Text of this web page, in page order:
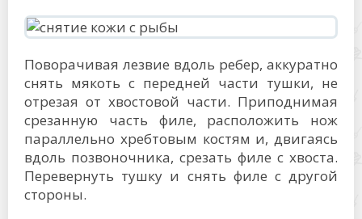
Поворачивая лезвие вдоль ребер, аккуратно
снять мякоть с передней части тушки, не
отрезая от хвостовой части. Приподнимая
срезанную часть филе, расположить нож
параллельно хребтовым костям и, двигаясь
вдоль позвоночника, срезать филе с хвоста.
Перевернуть тушку и снять филе с другой
стороны.